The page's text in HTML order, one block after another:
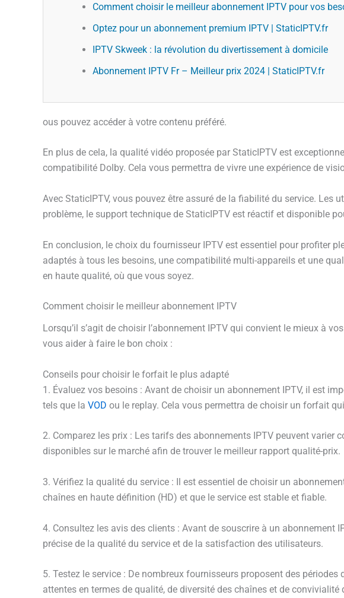
Comment choisir le meilleur abonnement IPTV pour vos
Optez pour un abonnement premium IPTV | StaticIPTV.fr
IPTV Skweek : la révolution du divertissement à domicile
Abonnement IPTV Fr – Meilleur prix 2024 | StaticIPTV.fr
ous pouvez accéder à votre contenu préféré.
En plus de cela, la qualité vidéo proposée par StaticIPTV est
compatibilité Dolby. Cela vous permettra de vivre une expérience de
Avec StaticIPTV, vous pouvez être assuré de la fiabilité du service.
problème, le support technique de StaticIPTV est réactif et disponible
En conclusion, le choix du fournisseur IPTV est essentiel pour profiter
adaptés à tous les besoins, une compatibilité multi-appareils et une
en haute qualité, où que vous soyez.
Comment choisir le meilleur abonnement IPTV
Lorsqu’il s’agit de choisir l’abonnement IPTV qui convient le mieux à
vous aider à faire le bon choix :
Conseils pour choisir le forfait le plus adapté
1. Évaluez vos besoins : Avant de choisir un abonnement IPTV, il est
tels que la VOD ou le replay. Cela vous permettra de choisir un forfait
2. Comparez les prix : Les tarifs des abonnements IPTV peuvent varier
disponibles sur le marché afin de trouver le meilleur rapport qualité-prix.
3. Vérifiez la qualité du service : Il est essentiel de choisir un
chaînes en haute définition (HD) et que le service est stable et fiable.
4. Consultez les avis des clients : Avant de souscrire à un abonnement
précise de la qualité du service et de la satisfaction des utilisateurs.
5. Testez le service : De nombreux fournisseurs proposent des
attentes en termes de qualité, de diversité des chaînes et de convivialité